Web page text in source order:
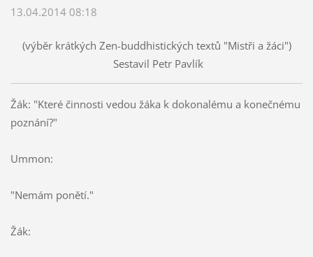
13.04.2014 08:18
(výběr krátkých Zen-buddhistických textů "Mistři a žáci")
Sestavil Petr Pavlík
Žák: "Které činnosti vedou žáka k dokonalému a konečnému
poznání?"
Ummon:
"Nemám ponětí."
Žák: